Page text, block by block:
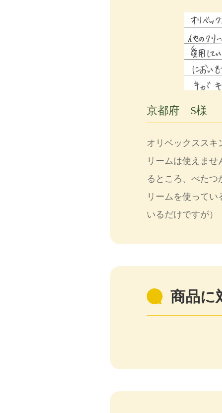
京都府 S様
オリベックススキ
リームは使えま
るところ、べた
リームを使って
いるだけですが）
商品に